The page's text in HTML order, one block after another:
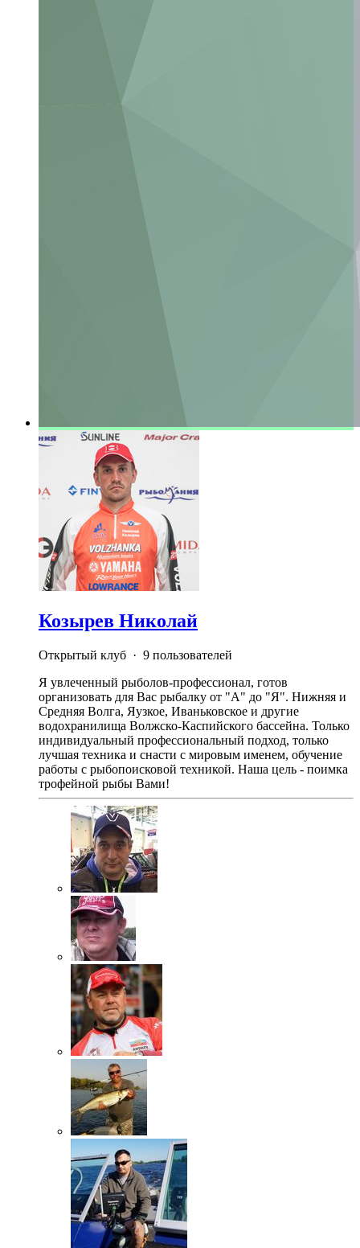
Козырев Николай
Открытый клуб · 9 пользователей
Я увлеченный рыболов-профессионал, готов
организовать для Вас рыбалку от "А" до "Я". Нижняя и
Средняя Волга, Яузкое, Иваньковское и другие
водохранилища Волжско-Каспийского бассейна. Только
индивидуальный профессиональный подход, только
лучшая техника и снасти с мировым именем, обучение
работы с рыбопоисковой техникой. Наша цель - поимка
трофейной рыбы Вами!